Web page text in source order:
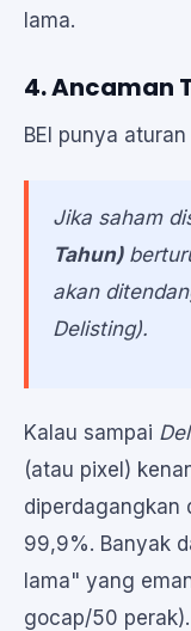
lama.
4. Ancaman
BEI punya
Jika saham
Tahun)
akan
Delisting).
Kalau sampai
(atau pixel)
diperdagangkan
99,9%. Banyak
lama" yang
gocap/50